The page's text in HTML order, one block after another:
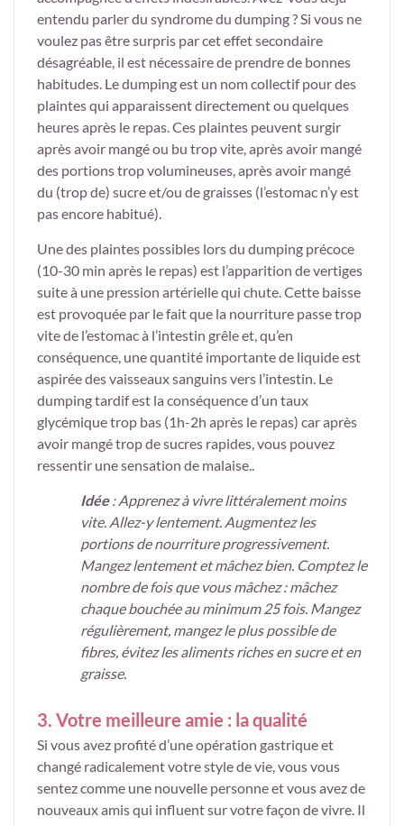
entendu parler du syndrome du dumping ? Si vous ne
voulez pas être surpris par cet effet secondaire
désagréable, il est nécessaire de prendre de bonnes
habitudes. Le dumping est un nom collectif pour des
plaintes qui apparaissent directement ou quelques
heures après le repas. Ces plaintes peuvent surgir
après avoir mangé ou bu trop vite, après avoir mangé
des portions trop volumineuses, après avoir mangé
du (trop de) sucre et/ou de graisses (l’estomac n’y est
pas encore habitué).
Une des plaintes possibles lors du dumping précoce
(10-30 min après le repas) est l’apparition de vertiges
suite à une pression artérielle qui chute. Cette baisse
est provoquée par le fait que la nourriture passe trop
vite de l’estomac à l’intestin grêle et, qu’en
conséquence, une quantité importante de liquide est
aspirée des vaisseaux sanguins vers l’intestin. Le
dumping tardif est la conséquence d’un taux
glycémique trop bas (1h-2h après le repas) car après
avoir mangé trop de sucres rapides, vous pouvez
ressentir une sensation de malaise..
Idée : Apprenez à vivre littéralement moins
vite. Allez-y lentement. Augmentez les
portions de nourriture progressivement.
Mangez lentement et mâchez bien. Comptez le
nombre de fois que vous mâchez : mâchez
chaque bouchée au minimum 25 fois. Mangez
régulièrement, mangez le plus possible de
fibres, évitez les aliments riches en sucre et en
graisse.
3. Votre meilleure amie : la qualité
Si vous avez profité d’une opération gastrique et
changé radicalement votre style de vie, vous vous
sentez comme une nouvelle personne et vous avez de
nouveaux amis qui influent sur votre façon de vivre. Il